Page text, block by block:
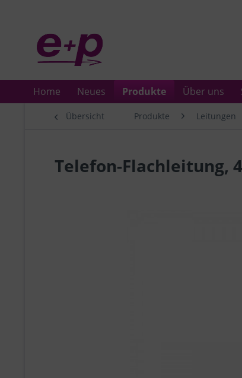
Home Neues Produkte Über uns
Übersicht Produkte Leitungen
Telefon-Flachleitung,